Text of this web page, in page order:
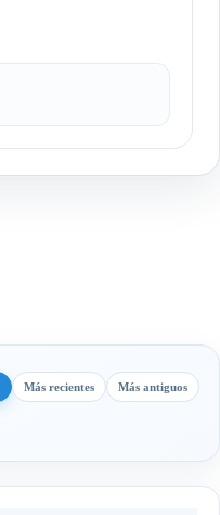
Más recientes Más antiguos